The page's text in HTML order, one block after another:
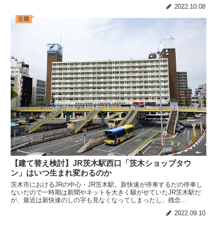
2022.10.08
近畿
【建て替え検討】JR茨木駅西口「茨木ショップタウ
ン」はいつ生まれ変わるのか
茨木市におけるJRの中心・JR茨木駅。新快速が停車するだの停車し
ないだので一時期は新聞やネットを大きく騒がせていたJR茨木駅だ
が、最近は新快速のしの字も見なくなってしまったし、残念...
2022.09.10